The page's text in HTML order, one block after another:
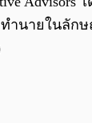
ำนายในลั